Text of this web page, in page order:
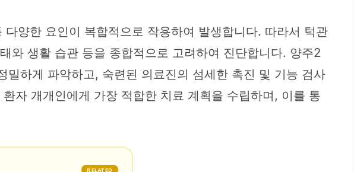
양한 요인이 복합적으로 작용하여 발생합니다. 따라서 턱관
와 생활 습관 등을 종합적으로 고려하여 진단합니다. 양주2
하게 파악하고, 숙련된 의료진의 섬세한 촉진 및 기능 검사
자 개개인에게 가장 적합한 치료 계획을 수립하며, 이를 통
RELATED